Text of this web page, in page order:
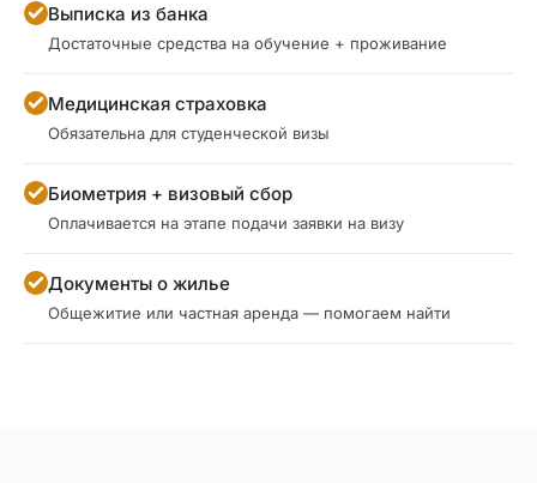
Выписка из банка
Достаточные средства на обучение + проживание
Медицинская страховка
Обязательна для студенческой визы
Биометрия + визовый сбор
Оплачивается на этапе подачи заявки на визу
Документы о жилье
Общежитие или частная аренда — помогаем найти